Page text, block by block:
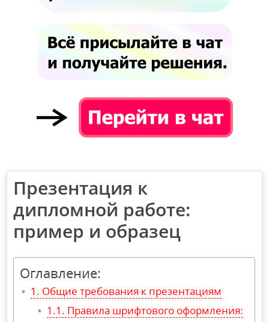
Презентация к
дипломной работе:
пример и образец
Оглавление:
Общие требования к презентациям
Правила шрифтового оформления: